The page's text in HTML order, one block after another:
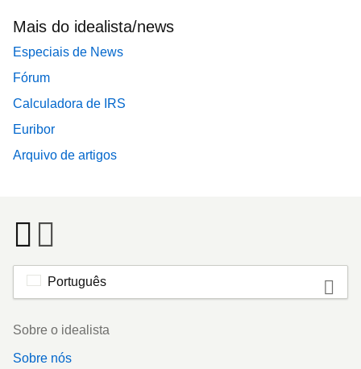
Mais do idealista/news
Especiais de News
Fórum
Calculadora de IRS
Euribor
Arquivo de artigos
Português
Footer
Sobre o idealista
Sobre nós